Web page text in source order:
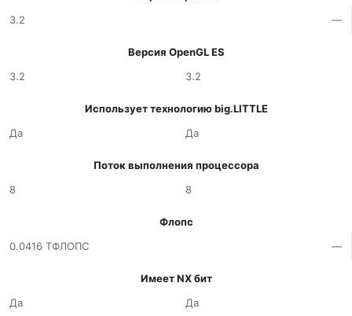
3.2
—
Версия OpenGL ES
3.2
3.2
Использует технологию big.LITTLE
Да
Да
Поток выполнения процессора
8
8
Флопс
0.0416 ТФЛОПС
—
Имеет NX бит
Да
Да